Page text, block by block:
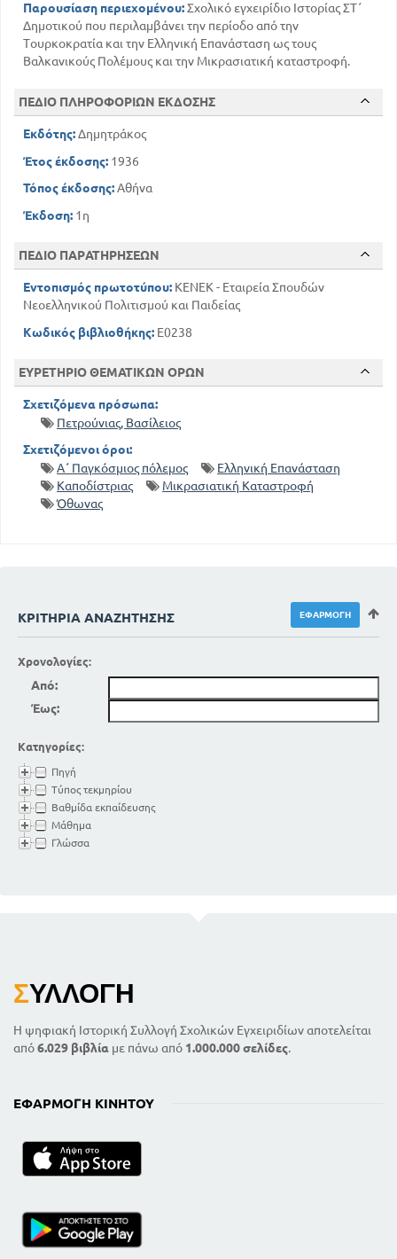
Παρουσίαση περιεχομένου:Σχολικό εγχειρίδιο Ιστορίας ΣΤ΄
Δημοτικού που περιλαμβάνει την περίοδο από την
Τουρκοκρατία και την Ελληνική Επανάσταση ως τους
Βαλκανικούς Πολέμους και την Μικρασιατική καταστροφή.
ΠΕΔΙΟ ΠΛΗΡΟΦΟΡΙΩΝ ΕΚΔΟΣΗΣ
Εκδότης:Δημητράκος
Έτος έκδοσης: 1936
Τόπος έκδοσης:Αθήνα
Έκδοση: 1η
ΠΕΔΙΟ ΠΑΡΑΤΗΡΗΣΕΩΝ
Εντοπισμός πρωτοτύπου: ΚΕΝΕΚ - Εταιρεία Σπουδών
Νεοελληνικού Πολιτισμού και Παιδείας
Κωδικός βιβλιοθήκης: E0238
ΕΥΡΕΤΗΡΙΟ ΘΕΜΑΤΙΚΩΝ ΟΡΩΝ
Σχετιζόμενα πρόσωπα:
Πετρούνιας, Βασίλειος
Σχετιζόμενοι όροι:
Α΄ Παγκόσμιος πόλεμος
Ελληνική Επανάσταση
Καποδίστριας
Μικρασιατική Καταστροφή
Όθωνας
ΚΡΙΤΉΡΙΑ ΑΝΑΖΉΤΗΣΗΣ
Χρονολογίες:
Από:
Έως:
Κατηγορίες:
Πηγή
Τύπος τεκμηρίου
Βαθμίδα εκπαίδευσης
Μάθημα
Γλώσσα
ΣΥΛΛΟΓΉ
Η ψηφιακή Ιστορική Συλλογή Σχολικών Εγχειριδίων αποτελείται
από6.029 βιβλία με πάνω από 1.000.000 σελίδες.
ΕΦΑΡΜΟΓΉ ΚΙΝΗΤΟΎ